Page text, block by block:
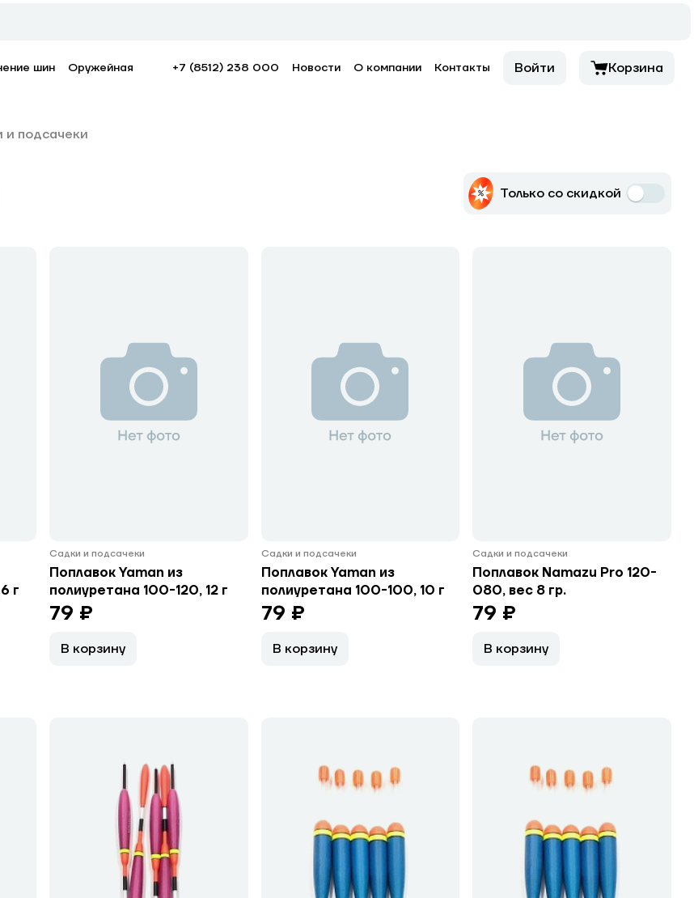
шин Оружейная +7 (8512) 238 000 Новости О компании Контакты Войти Корзина
и подсачеки
Только со скидкой
г
Садки и подсачеки
Поплавок Yaman из
полиуретана 100-120, 12 г
79 ₽
В корзину
Садки и подсачеки
Поплавок Yaman из
полиуретана 100-100, 10 г
79 ₽
В корзину
Садки и подсачеки
Поплавок Namazu Pro 120-
080, вес 8 гр.
79 ₽
В корзину